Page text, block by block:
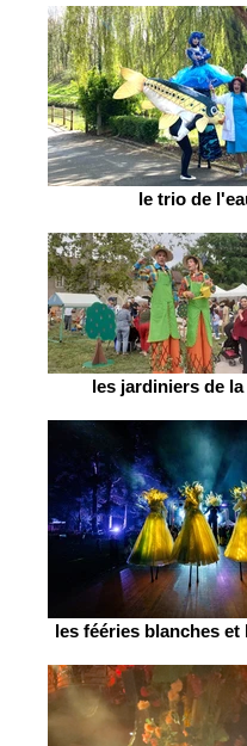
le trio de
les jardiniers de
les fééries blanches et